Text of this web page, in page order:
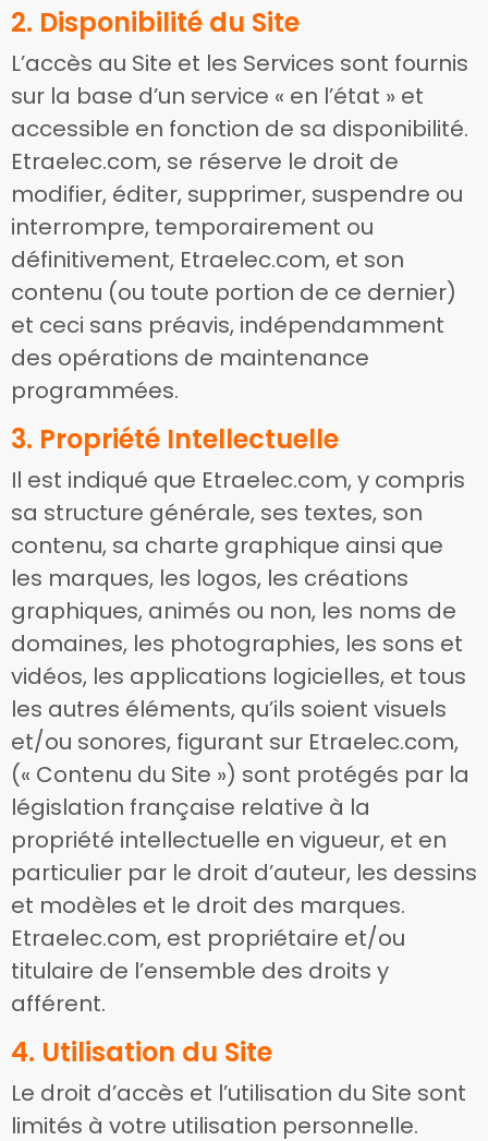
2. Disponibilité du Site
L’accès au Site et les Services sont fournis
sur la base d’un service « en l’état » et
accessible en fonction de sa disponibilité.
Etraelec.com, se réserve le droit de
modifier, éditer, supprimer, suspendre ou
interrompre, temporairement ou
définitivement, Etraelec.com, et son
contenu (ou toute portion de ce dernier)
et ceci sans préavis, indépendamment
des opérations de maintenance
programmées.
3. Propriété Intellectuelle
Il est indiqué que Etraelec.com, y compris
sa structure générale, ses textes, son
contenu, sa charte graphique ainsi que
les marques, les logos, les créations
graphiques, animés ou non, les noms de
domaines, les photographies, les sons et
vidéos, les applications logicielles, et tous
les autres éléments, qu’ils soient visuels
et/ou sonores, figurant sur Etraelec.com,
(« Contenu du Site ») sont protégés par la
législation française relative à la
propriété intellectuelle en vigueur, et en
particulier par le droit d’auteur, les dessins
et modèles et le droit des marques.
Etraelec.com, est propriétaire et/ou
titulaire de l’ensemble des droits y
afférent.
4. Utilisation du Site
Le droit d’accès et l’utilisation du Site sont
limités à votre utilisation personnelle.